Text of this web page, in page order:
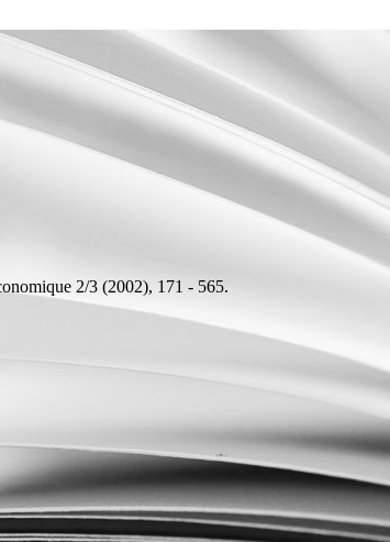
2/3 (2002), 171 - 565.